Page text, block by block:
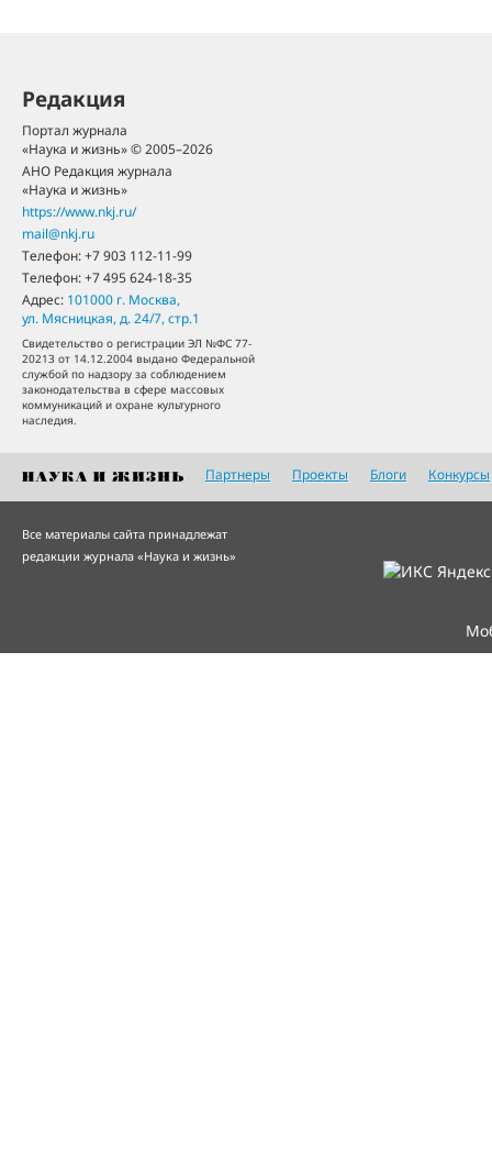
Редакция
Портал журнала
«Наука и жизнь» © 2005–2026
АНО Редакция журнала
«Наука и жизнь»
https://www.nkj.ru/
mail@nkj.ru
Телефон:+7 903 112-11-99
Телефон:+7 495 624-18-35
Адрес: 101000 г. Москва,
ул. Мясницкая, д. 24/7, стр.1
Свидетельство о регистрации ЭЛ №ФС 77-
20213 от 14.12.2004 выдано Федеральной
службой по надзору за соблюдением
законодательства в сфере массовых
коммуникаций и охране культурного
наследия.
Партнеры Проекты Блоги Конкурсы
Все материалы сайта принадлежат
редакции журнала «Наука и жизнь»